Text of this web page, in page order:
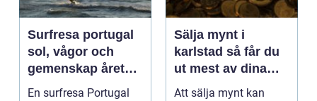
Surfresa portugal
sol, vågor och
gemenskap året
runt
En surfresa Portugal
Sälja mynt i
karlstad så får du
ut mest av dina
samlingar
Att sälja mynt kan